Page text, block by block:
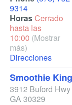
9314
HorasCerrado
hasta las
10:00 (Mostrar
más)
Direcciones
Smoothie King
3912 Buford
GA30329